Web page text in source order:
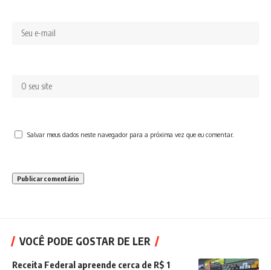
Salvar meus dados neste navegador para a próxima vez que eu comentar.
VOCÊ PODE GOSTAR DE LER
Receita Federal apreende cerca de R$ 1